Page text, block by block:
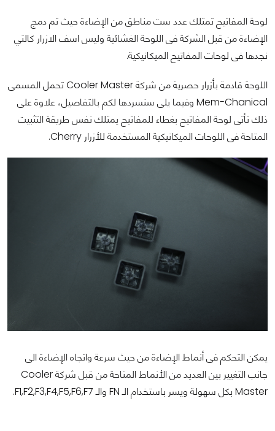
لوحة المفاتيح تمتلك عدد ست مناطق من الإضاءة حيث تم دمج
الإضاءة من قبل الشركة فى اللوحة الغشائية وليس اسف الازرار كالتي
نجدها فى لوحات المفاتيح الميكانيكية.
اللوحة قادمة بأزرار حصرية من شركة Cooler Master تحمل المسمى
Mem-Chanical وفيما يلى سنسردها لكم بالتفاصيل، علاوة على
ذلك تأتى لوحة المفاتيح بغطاء للمفاتيح يمتلك نفس طريقة التثبيت
المتاحة فى اللوحات الميكانيكية المستخدمة للأزرار Cherry.
يمكن التحكم فى أنماط الإضاءة من حيث سرعة واتجاه الإضاءة الى
جانب التغيير بين العديد من الأنماط المتاحة من قبل شركة Cooler
Master بكل سهولة ويسر باستخدام الـ FN والـ F1,F2,F3,F4,F5,F6,F7.